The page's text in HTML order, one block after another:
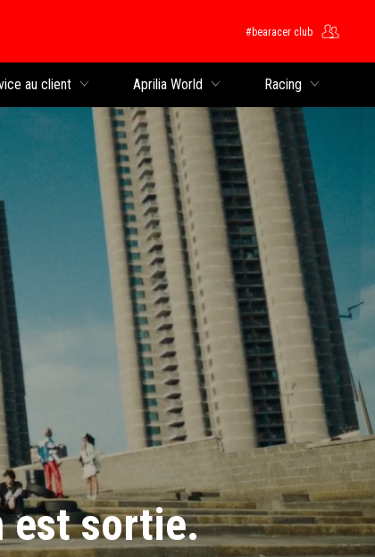
#bearacer club
au client Aprilia World Racing
est sortie.